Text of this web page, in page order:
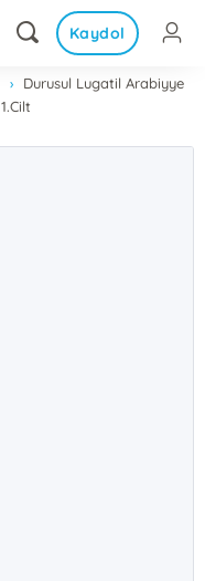
Kaydol
Durusul Lugatil Arabiyye
1.Cilt